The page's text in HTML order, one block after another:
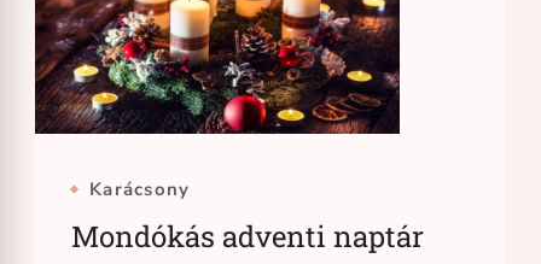
Karácsony
Mondókás adventi naptár